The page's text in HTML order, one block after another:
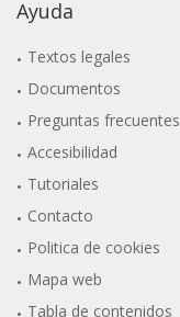
Ayuda
Textos legales
Documentos
Preguntas frecuentes
Accesibilidad
Tutoriales
Contacto
Politica de cookies
Mapa web
Tabla de contenidos